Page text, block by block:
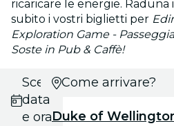
ricaricare le energie.
subito i vostri biglietti per
Exploration Game -
Soste in Pub & Caffè!
Scegli
data
e ora
Come arrivare?
Duke of